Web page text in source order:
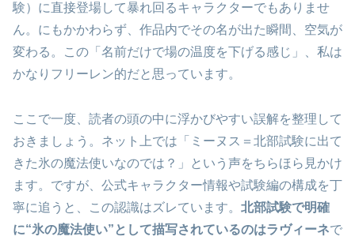
験）に直接登場して暴れ回るキャラクターでもありませ
ん。にもかかわらず、作品内でその名が出た瞬間、空気が
変わる。この「名前だけで場の温度を下げる感じ」、私は
かなりフリーレン的だと思っています。
ここで一度、読者の頭の中に浮かびやすい誤解を整理して
おきましょう。ネット上では「ミーヌス＝北部試験に出て
きた氷の魔法使いなのでは？」という声をちらほら見かけ
ます。ですが、公式キャラクター情報や試験編の構成を丁
寧に追うと、この認識はズレています。 北部試験で明確
に“氷の魔法使い”として描写されているのはラヴィーネで